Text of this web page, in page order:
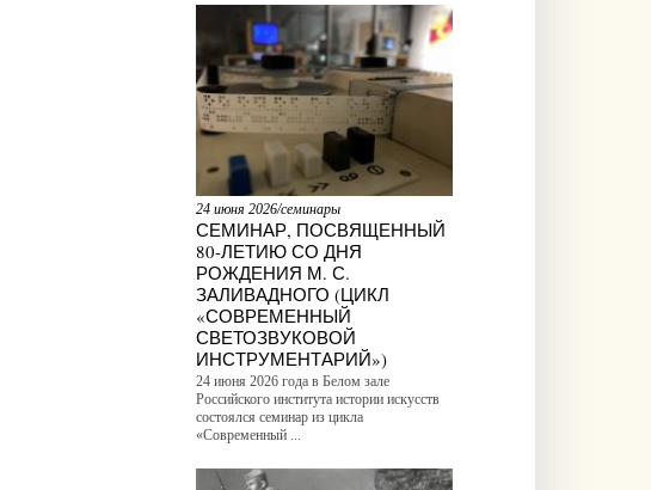
24 июня 2026/семинары
СЕМИНАР, ПОСВЯЩЕННЫЙ
80-ЛЕТИЮ СО ДНЯ
РОЖДЕНИЯ М. С.
ЗАЛИВАДНОГО (ЦИКЛ
«СОВРЕМЕННЫЙ
СВЕТОЗВУКОВОЙ
ИНСТРУМЕНТАРИЙ»)
24 июня 2026 года в Белом зале
Российского института истории искусств
состоялся семинар из цикла
«Современный ...